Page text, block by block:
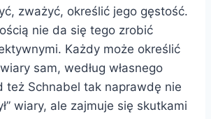
zważyć, określić jego gęstość.
nie da się tego zrobić
Każdy może określić
sam, według własnego
też Schnabel tak naprawdę nie
wiary, ale zajmuje się skutkami